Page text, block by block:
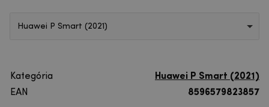
Huawei P Smart (2021)
Kategória
Huawei P Smart (2021)
EAN
8596579823857